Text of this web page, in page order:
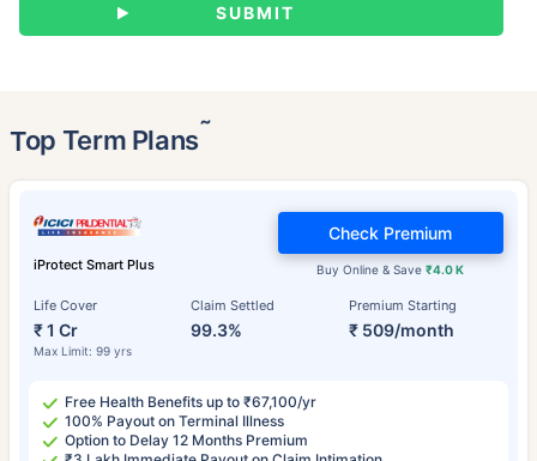
Top Term Plans˜
iProtect Smart Plus
Life Cover
₹ 1 Cr
Max Limit: 99 yrs
Claim Settled
99.3%
Premium Starting
₹ 509/month
Buy Online & Save₹4.0 K
Check Premium
Free Health Benefits up to ₹67,100/yr
100% Payout on Terminal Illness
Option to Delay 12 Months Premium